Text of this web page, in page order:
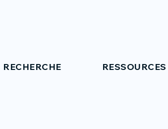
RECHERCHE RESSOURCES